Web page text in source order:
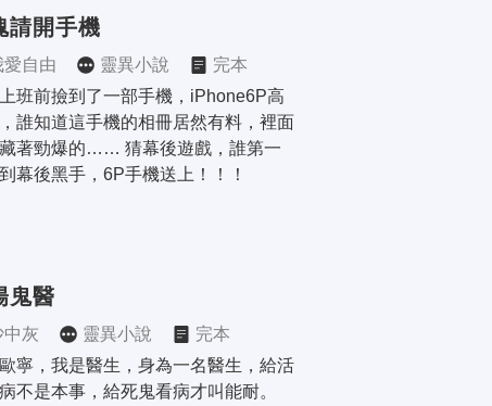
請開手機
愛自由 靈異小說
完本
班前撿到了一部手機，iPhone6P高
誰知道這手機的相冊居然有料，裡面
著勁爆的…… 猜幕後遊戲，誰第一
幕後黑手，6P手機送上！！！
鬼醫
中灰 靈異小說
完本
寧，我是醫生，身為一名醫生，給活
不是本事，給死鬼看病才叫能耐。